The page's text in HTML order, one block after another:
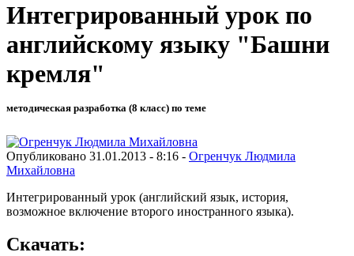
Интегрированный урок по
английскому языку "Башни
кремля"
методическая разработка (8 класс) по теме
Опубликовано 31.01.2013 - 8:16 - Огренчук Людмила
Михайловна
Интегрированный урок (английский язык, история,
возможное включение второго иностранного языка).
Скачать: